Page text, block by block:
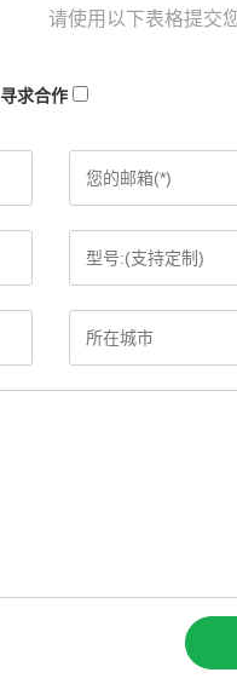
请使用以下表格提交
寻求合作